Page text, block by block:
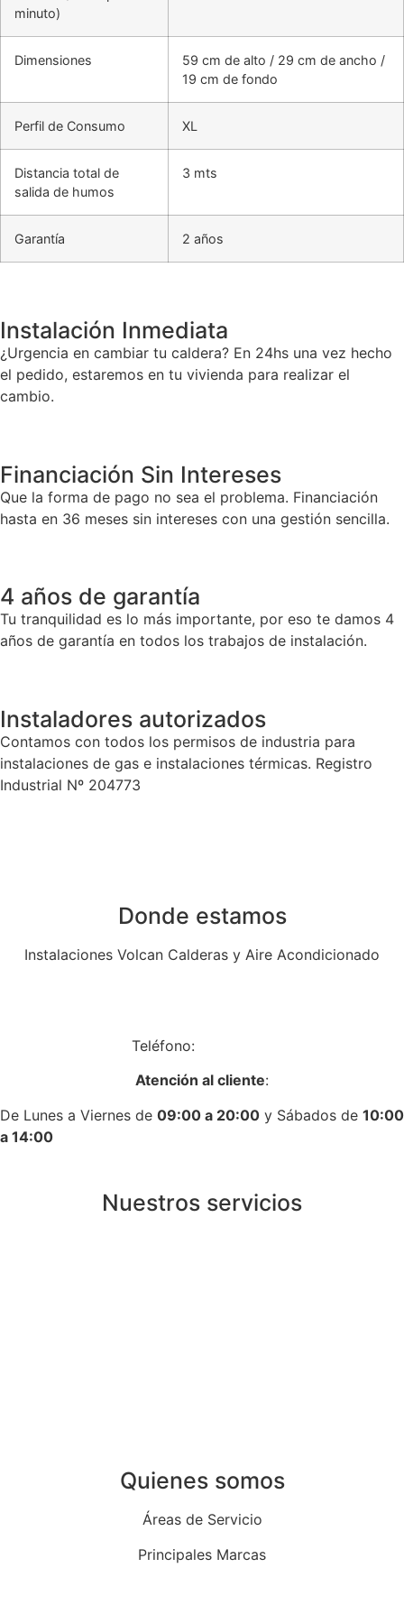
minuto)
Dimensiones
59 cm de alto / 29 cm de ancho /
19 cm de fondo
Perfil de Consumo XL
Distancia total de
salida de humos
3 mts
Garantía 2 años
Instalación Inmediata
¿Urgencia en cambiar tu caldera? En 24hs una vez hecho
el pedido, estaremos en tu vivienda para realizar el
cambio.
Financiación Sin Intereses
Que la forma de pago no sea el problema. Financiación
hasta en 36 meses sin intereses con una gestión sencilla.
4 años de garantía
Tu tranquilidad es lo más importante, por eso te damos 4
años de garantía en todos los trabajos de instalación.
Instaladores autorizados
Contamos con todos los permisos de industria para
instalaciones de gas e instalaciones térmicas. Registro
Industrial Nº 204773
Donde estamos
Instalaciones Volcan Calderas y Aire Acondicionado
Teléfono:
Atención al cliente:
De Lunes a Viernes de 09:00 a 20:00 y Sábados de 10:00
a 14:00
Nuestros servicios
Quienes somos
Áreas de Servicio
Principales Marcas